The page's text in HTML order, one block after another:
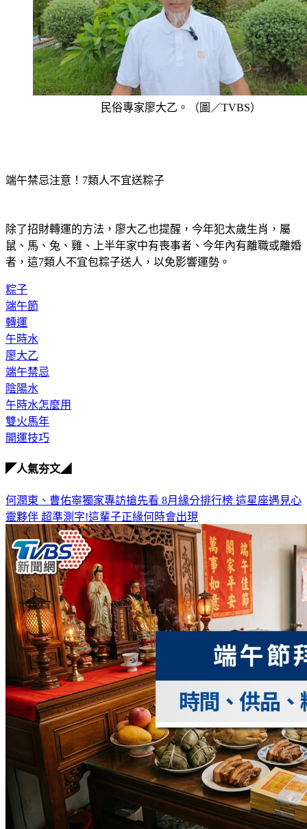
民俗專家廖大乙。（圖／TVBS）
端午禁忌注意！7類人不宜送粽子
除了招財轉運的方法，廖大乙也提醒，今年犯太歲生肖，屬
鼠、馬、兔、雞、上半年家中有喪事者、今年內有離職或離婚
者，這7類人不宜包粽子送人，以免影響運勢。
粽子
端午節
轉運
午時水
廖大乙
端午禁忌
陰陽水
午時水怎麼用
雙火馬年
開運技巧
◤人氣夯文◢
何潤東、曹佑寧獨家專訪搶先看 8月緣分排行榜 這星座遇見心
靈夥伴 超準測字!這輩子正緣何時會出現